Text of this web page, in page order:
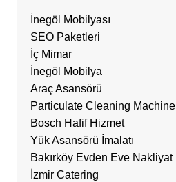
İnegöl Mobilyası
SEO Paketleri
İç Mimar
İnegöl Mobilya
Araç Asansörü
Particulate Cleaning Machine
Bosch Hafif Hizmet
Yük Asansörü İmalatı
Bakırköy Evden Eve Nakliyat
İzmir Catering